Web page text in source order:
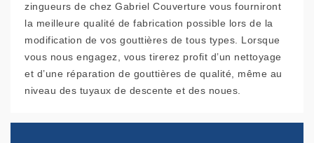
zingueurs de chez Gabriel Couverture vous fourniront
la meilleure qualité de fabrication possible lors de la
modification de vos gouttières de tous types. Lorsque
vous nous engagez, vous tirerez profit d’un nettoyage
et d’une réparation de gouttières de qualité, même au
niveau des tuyaux de descente et des noues.